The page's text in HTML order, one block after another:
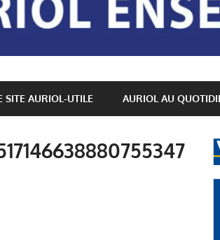
SITE AURIOL-UTILE AURIOL AU